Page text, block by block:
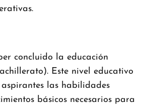
concluido la educación
Este nivel educativo
las habilidades
básicos necesarios para